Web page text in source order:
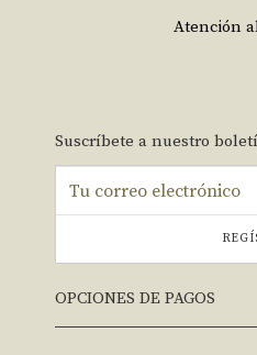
Atención
Suscríbete a nuestro
OPCIONES DE PAGOS